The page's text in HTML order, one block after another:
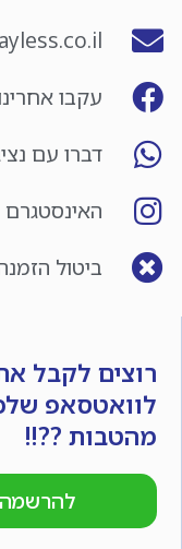
עקבו
דברו עם
האינסטגרם
ביטול
רוצים לקבל
לוואטסאפ
מהטבות ??!!
להרשמה